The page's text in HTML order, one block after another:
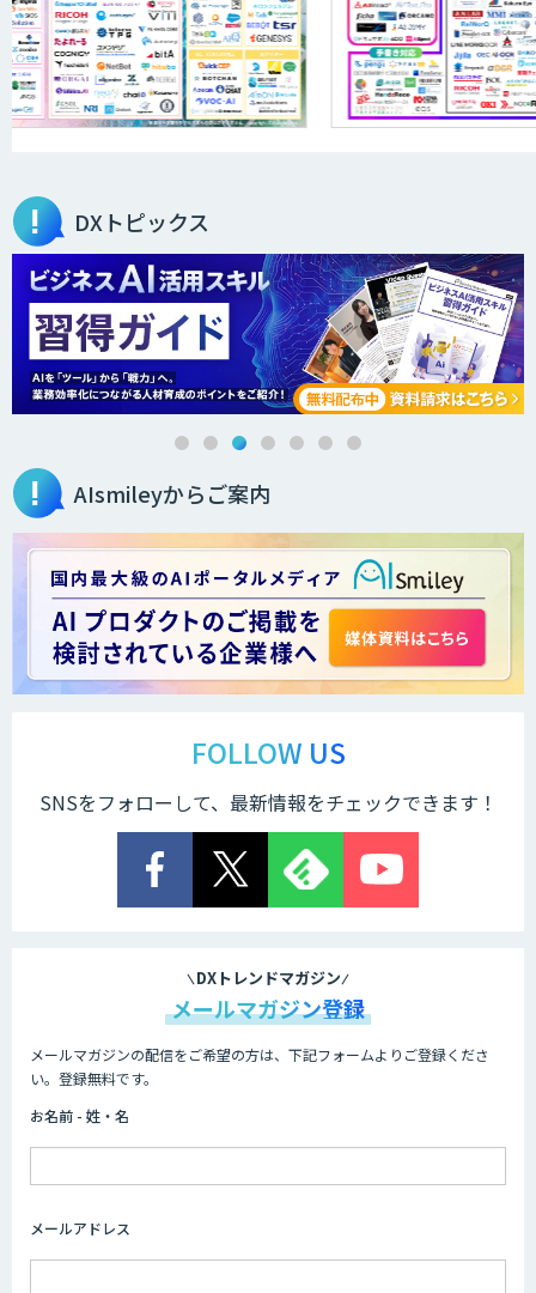
高性能・省電力を両立した小型AIゲート
ウェイ「ARTiGO A5000」
高性能 AI エンジン搭載エッジシステム
「VAB-5000」
３次元計測アプリRulerless
AIカメラ搭載ドライブレコーダー「VIA
LINE WORKS PaperOn
ス」
TIGEREYE AGENT
ービス
Asteria AIoT Suite｜Gravio – 画像認識
画像解析・デジタルツイン領域のAI開発
DXトピックス
AIsmileyからご案内
FOLLOW US
SNSをフォローして、最新情報をチェックできます！
DXトレンドマガジン
メールマガジン登録
メールマガジンの配信をご希望の方は、下記フォームよりご登録くださ
い。登録無料です。
お名前 - 姓・名
メールアドレス